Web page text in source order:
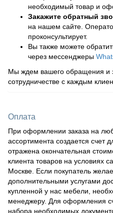
необходимый товар и
Закажите обратный
на нашем сайте.
проконсультирует.
Вы также можете
через мессенджеры
Мы ждем вашего обращения и
сотрудничестве с каждым
Оплата
При оформлении заказа на
ассортимента создается счет
отражена окончательная
клиента товаров на условиях
Москве. Если покупатель
дополнительными услугами
купленной у нас мебели,
менеджеру. Для оформления
набора необходимых